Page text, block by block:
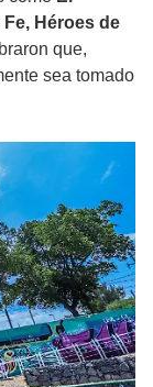
Héroes de
que,
sea tomado